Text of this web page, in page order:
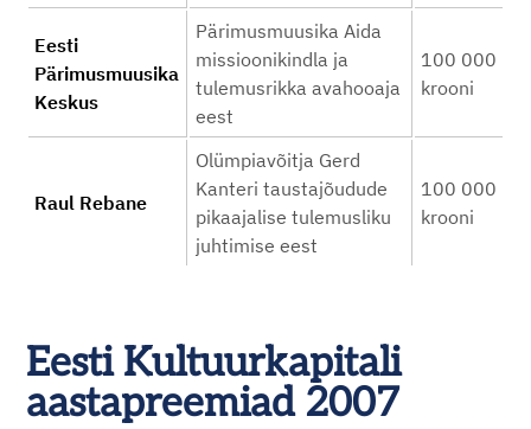
Eesti
Pärimusmuusika
Keskus
Pärimusmuusika Aida
missioonikindla ja
tulemusrikka avahooaja
eest
100 000
krooni
Raul Rebane
Olümpiavõitja Gerd
Kanteri taustajõudude
pikaajalise tulemusliku
juhtimise eest
100 000
krooni
Eesti Kultuurkapitali
aastapreemiad 2007